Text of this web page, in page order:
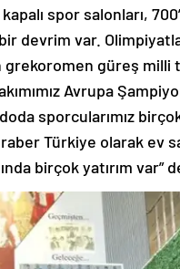
spor salonları,
devrim var.
güreş milli
Avrupa
sporcularımız
Türkiye olarak ev
birçok yatırım var”